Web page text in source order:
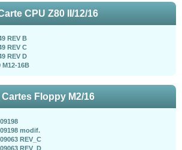
CPU Z80 II/12/16
REV B
REV C
REV D
M12-16B
Cartes Floppy M2/16
modif.
REV_C
REV_D